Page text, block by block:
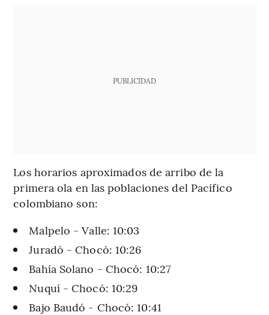
PUBLICIDAD
Los horarios aproximados de arribo de la
primera ola en las poblaciones del Pacífico
colombiano son:
Malpelo - Valle: 10:03
Juradó - Chocó: 10:26
Bahía Solano - Chocó: 10:27
Nuquí - Chocó: 10:29
Bajo Baudó - Chocó: 10:41